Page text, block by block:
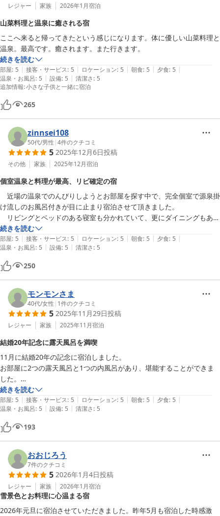
レジャー 家族 2026年1月宿泊
山菜料理と温泉に癒される宿
ここへ来ると帰ってきたという感じになります。体に優しい山菜料理と
温泉。最高です。癒されます。また行きます。
続きを読む
部屋: 5 | 接客・サービス: 5 | ロケーション: 5 | 朝食: 5 | 夕食: 5 |
温泉・お風呂: 5 | 設備: 5 | 清潔さ: 5
追加情報:小さな子供と一緒に宿泊
265
zinnsei108
50代/男性 |4件のクチコミ
5 2025年12月6日投稿
その他 家族 2025年12月宿泊
個室温泉と料理が最高、リピ確定の宿
近場の温泉でのんびりしようとお部屋を探す中で、完全個室で源泉掛
け流しのお風呂付きが目に止まり宿泊させて頂きました。
リビングとベッドのある寝室も分かれていて、更にダイニングもあり
食事はそちらでゆっくり頂きました。
夫婦二人の寝る時間ややりたい事が違うので、別々の空間があるのは良
かったです。
目の前に流れる荒川に面したウッドデッキにも椅子があり、エメラル
ドグリーンの川を見て癒されました。
半露天風呂も最高でした。泉質も気に入りました。扉は全開に出来る
ので、外を感じながら入浴できますし、雨が当たらないのが良いです。
広めのお風呂でした。
お食事も大変良かったです。
山菜や野草を上手に料理して下さり、品数も多く、どのお料理も美味し
白身のお刺身（カワハギとアラ）も良かったですし、南蛮海老の卵も新
鮮さを感じました。
朝食も品数が多くとても美味しかったです。
地産の食材を取り入れた優しいお料理でした。
シャッター付きの駐車場も完備、SUWADAの爪切もあって流石だな
ぁと思いました。お客さん思いのお宿だと思いました。リピートしたい
です。
続きを読む
部屋: 5 | 接客・サービス: 5 | ロケーション: 5 | 朝食: 5 | 夕食: 5 |
温泉・お風呂: 5 | 設備: 5 | 清潔さ: 5
250
モンモンさま
40代/女性 | 1件のクチコミ
5 2025年11月29日投稿
レジャー 家族 2025年11月宿泊
結婚20年記念に露天風呂を満喫
11月に結婚20年の記念に宿泊しました。
お部屋に2つの露天風呂と1つの内風呂があり、堪能することができま
した。
食事も美味しく、同じ県内人ですがお米の美味しさに感動しました。
またいつか、今度は違うお部屋に宿泊したいと思います。
続きを読む
部屋: 5 | 接客・サービス: 5 | ロケーション: 5 | 朝食: 5 | 夕食: 5 |
温泉・お風呂: 5 | 設備: 5 | 清潔さ: 5
193
おおじろう
7件のクチコミ
5 2026年1月4日投稿
レジャー 家族 2026年1月宿泊
雪景色とお料理に心温まる宿
2026年元旦に宿泊させていただきました。昨年5月も宿泊した時感激